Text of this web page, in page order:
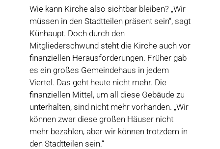
Wie kann Kirche also sichtbar bleiben? „Wir
müssen in den Stadtteilen präsent sein“, sagt
Künhaupt. Doch durch den
Mitgliederschwund steht die Kirche auch vor
finanziellen Herausforderungen. Früher gab
es ein großes Gemeindehaus in jedem
Viertel. Das geht heute nicht mehr. Die
finanziellen Mittel, um all diese Gebäude zu
unterhalten, sind nicht mehr vorhanden. „Wir
können zwar diese großen Häuser nicht
mehr bezahlen, aber wir können trotzdem in
den Stadtteilen sein.“